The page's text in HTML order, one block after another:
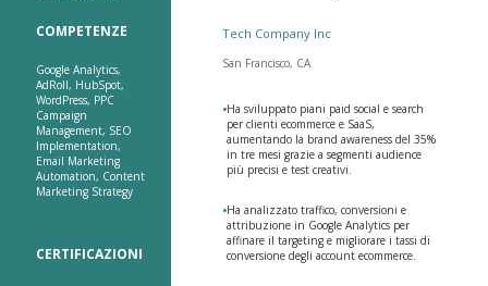
COMPETENZE
Google Analytics,
AdRoll, HubSpot,
WordPress, PPC
Campaign
Management, SEO
Implementation,
Email Marketing
Automation, Content
Marketing Strategy
CERTIFICAZIONI
Tech Company Inc
San Francisco, CA
•Ha sviluppato piani paid social e search
per clienti ecommerce e SaaS,
aumentando la brand awareness del 35%
in tre mesi grazie a segmenti audience
più precisi e test creativi.
•Ha analizzato traffico, conversioni e
attribuzione in Google Analytics per
affinare il targeting e migliorare i tassi di
conversione degli account ecommerce.